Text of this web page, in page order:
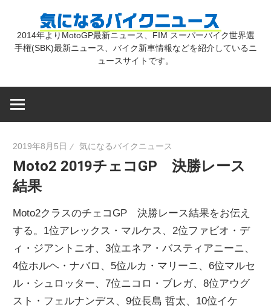
気
バ
イ
ク
ニ
2014年よりMotoGP最新ニュース、FIM スーパーバイク世界選
手権(SBK)最新ニュース、バイク新車情報などを紹介しているニ
ュースサイトです。
2019年8月5日 気になるバイクニュース
Moto2 2019チェコGP 決勝レース
結果
Moto2クラスのチェコGP 決勝レース結果をお伝え
する。1位アレックス・マルケス、2位ファビオ・デ
ィ・ジアントニオ、3位エネア・バスティアニーニ、
4位ホルヘ・ナバロ、5位ルカ・マリーニ、6位マルセ
ル・シュロッター、7位ニコロ・ブレガ、8位アウグ
スト・フェルナンデス、9位長島 哲太、10位イケ